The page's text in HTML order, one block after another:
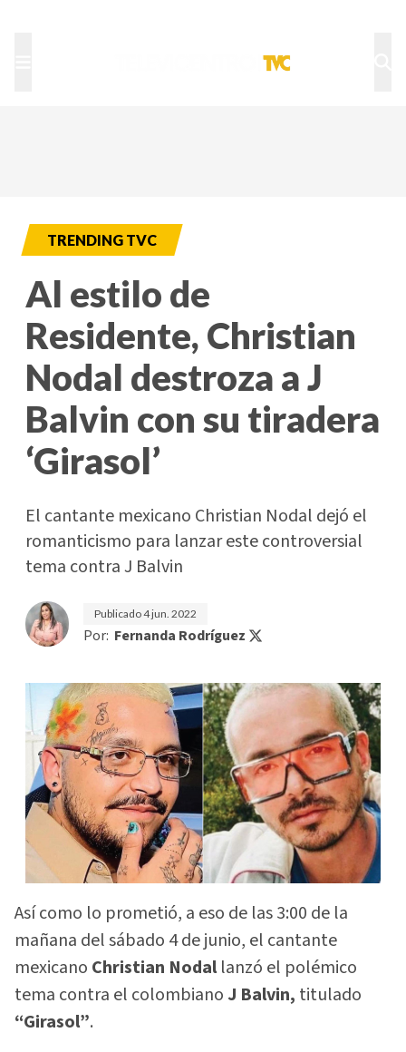
TRENDING TVC
Al estilo de
Residente, Christian
Nodal destroza a J
Balvin con su tiradera
‘Girasol’
El cantante mexicano Christian Nodal dejó el
romanticismo para lanzar este controversial
tema contra J Balvin
Publicado4 jun. 2022
Por: Fernanda Rodríguez
Así como lo prometió, a eso de las 3:00 de la
mañana del sábado 4 de junio, el cantante
mexicano Christian Nodallanzó el polémico
tema contra el colombianoJ Balvin, titulado
“Girasol”.